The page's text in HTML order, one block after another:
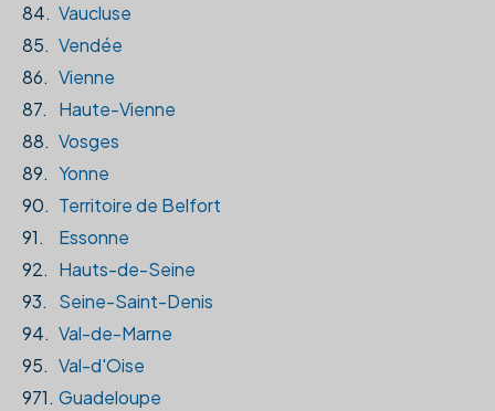
84. Vaucluse
85. Vendée
86. Vienne
87.
Haute-Vienne
88. Vosges
89. Yonne
90. Territoire de Belfort
91.
Essonne
92. Hauts-de-Seine
93.
Seine-Saint-Denis
94. Val-de-Marne
95. Val-d'Oise
971. Guadeloupe